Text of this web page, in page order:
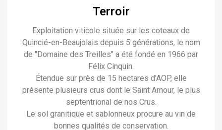
Terroir
Exploitation viticole située sur les coteaux de
Quincié-en-Beaujolais depuis 5 générations, le nom
de "Domaine des Treilles" a été fondé en 1966 par
Félix Cinquin.
Étendue sur près de 15 hectares d'AOP, elle
présente plusieurs crus dont le Saint Amour, le plus
septentrional de nos Crus.
Le sol granitique et sablonneux procure au vin de
bonnes qualités de conservation.